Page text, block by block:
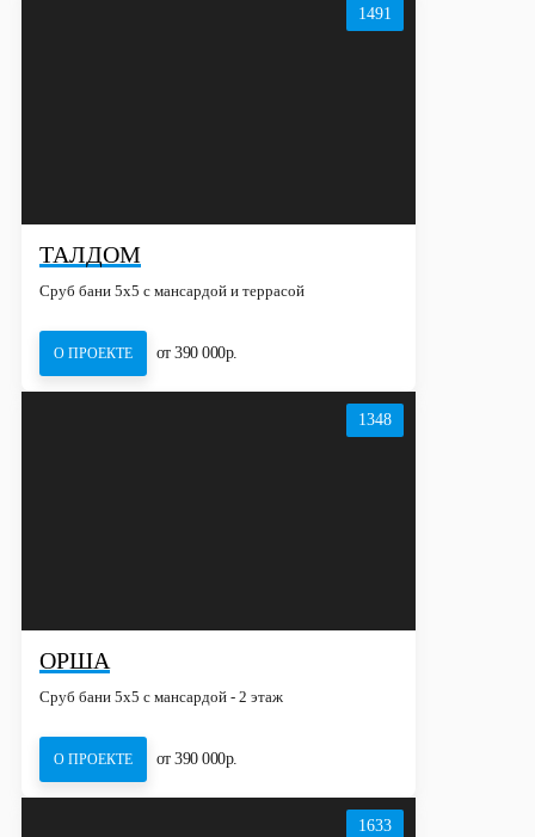
1491
ТАЛДОМ
Сруб бани 5х5 с мансардой и террасой
О ПРОЕКТЕ от 390 000р.
1348
ОРША
Сруб бани 5х5 с мансардой - 2 этаж
О ПРОЕКТЕ от 390 000р.
1633